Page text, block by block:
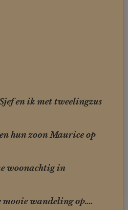
en ik met tweelingzus
hun zoon Maurice op
woonachtig in
mooie wandeling op....